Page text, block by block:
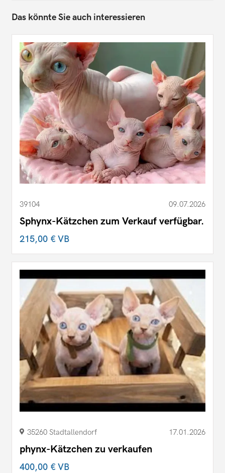
Das könnte Sie auch interessieren
39104 09.07.2026
Sphynx-Kätzchen zum Verkauf verfügbar.
215,00 €VB
35260 Stadtallendorf 17.01.2026
phynx-Kätzchen zu verkaufen
400,00 €VB